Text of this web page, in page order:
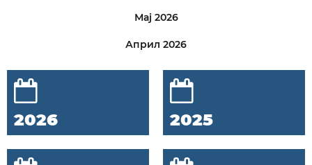
Мај 2026
Април 2026
2026 2025